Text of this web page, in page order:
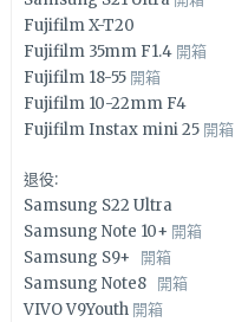
Fujifilm X-T20
Fujifilm 35mm F1.4 開箱
Fujifilm 18-55 開箱
Fujifilm 10-22mm F4
Fujifilm Instax mini 25 開箱
退役:
Samsung S22 Ultra
Samsung Note 10+ 開箱
Samsung S9+ 開箱
Samsung Note8 開箱
VIVO V9Youth 開箱